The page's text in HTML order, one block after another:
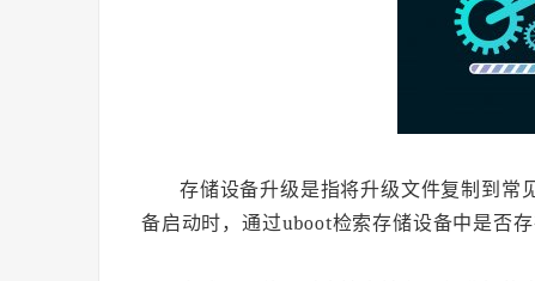
存储设备升级是指将升级文件复制到常
备启动时，通过uboot检索存储设备中是否